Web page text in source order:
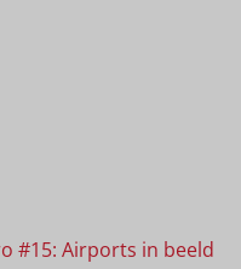
#15: Airports in beeld